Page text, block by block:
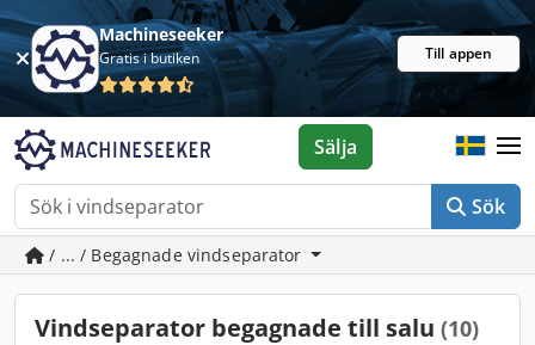
Machineseeker
Gratis i butiken Till appen
Sök
Sälja
/ ... / Begagnade vindseparator
Vindseparator begagnade till salu (10)